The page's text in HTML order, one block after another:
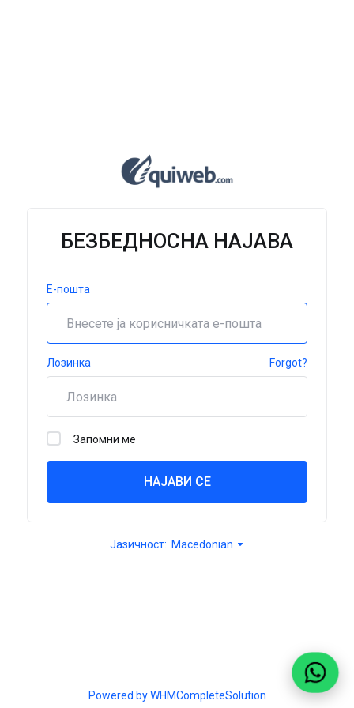
БЕЗБЕДНОСНА НАЈАВА
Е-пошта
Лозинка Forgot?
Запомни ме
НАЈАВИ СЕ
Јазичност: Macedonian
Powered byWHMCompleteSolution